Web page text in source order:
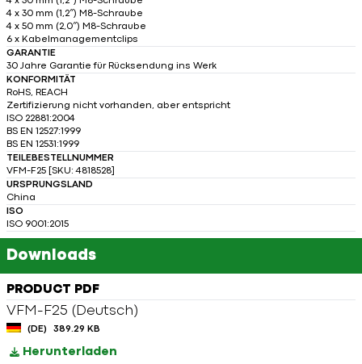
4 x 30 mm (1,2″) M8-Schraube
4 x 50 mm (2,0″) M8-Schraube
6 x Kabelmanagementclips
GARANTIE
30 Jahre Garantie für Rücksendung ins Werk
KONFORMITÄT
RoHS, REACH
Zertifizierung nicht vorhanden, aber entspricht
ISO 22881:2004
BS EN 12527:1999
BS EN 12531:1999
TEILEBESTELLNUMMER
VFM-F25 [SKU: 4818528]
URSPRUNGSLAND
China
ISO
ISO 9001:2015
Downloads
PRODUCT PDF
VFM-F25 (Deutsch)
(DE) 389.29 KB
Herunterladen